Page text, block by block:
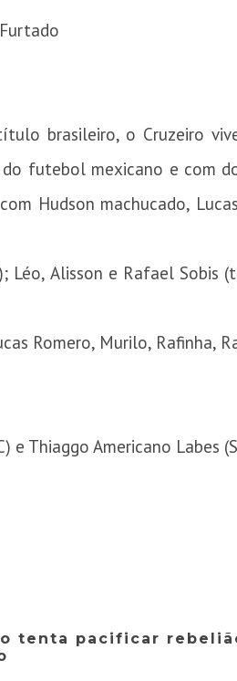
brasileiro, o Cruzeiro
futebol mexicano e com
Hudson machucado,
Léo, Alisson e Rafael Sobis
Romero, Murilo, Rafinha,
Thiaggo Americano Labes
tenta pacificar